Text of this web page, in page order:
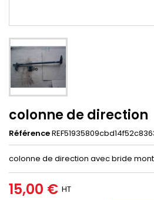
colonne de direction
Référence
colonne de direction avec bride
15,00 € HT